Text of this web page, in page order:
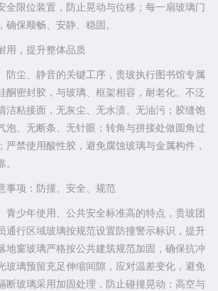
全限位装置，防止晃动与位移；每一扇玻璃门
确保顺畅、安静、稳固。
用，提升整体品质
防尘、静音的关键工序，贵玻执行图书馆专属
酮密封胶，与玻璃、框架相容，耐老化、不泛
洁粘接面，无灰尘、无水渍、无油污；胶缝饱
泡、无断条、无针眼；转角与拼接处做圆角过
严禁使用酸性胶，避免腐蚀玻璃与金属构件，
事项：防撞、安全、规范
青少年使用、公共安全标准高的特点，贵玻团
通行区域玻璃按规范设置防撞警示标识，提升
地窗玻璃严格按公共建筑规范加固，确保抗冲
玻璃预留充足伸缩间隙，应对温差变化，避免
断玻璃采用加固处理，防止碰撞晃动；高空与